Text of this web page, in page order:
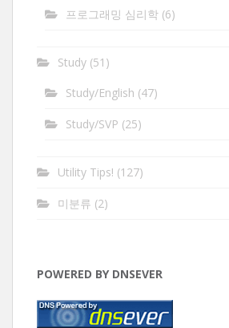
프로그래밍 심리학 (6)
Study (51)
Study/English (47)
Study/SVP (25)
Utility Tips! (127)
미분류 (2)
POWERED BY DNSEVER